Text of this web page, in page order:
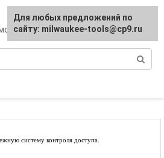
работ
систему контроля доступа.
Для любых предложений по
сайту: milwaukee-tools@cp9.ru